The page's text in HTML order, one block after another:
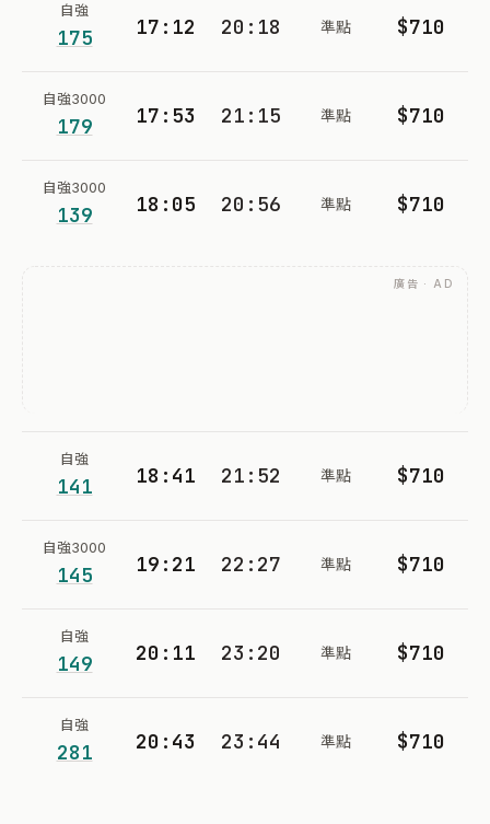
自強
175 17:12 20:18 準點 $710
自強3000
179 17:53 21:15 準點 $710
自強3000
139 18:05 20:56 準點 $710
廣告 · AD
自強
141 18:41 21:52 準點 $710
自強3000
145 19:21 22:27 準點 $710
自強
149 20:11 23:20 準點 $710
自強
281 20:43 23:44 準點 $710